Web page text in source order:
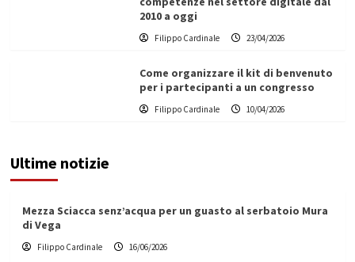
2010 a oggi
Filippo Cardinale 23/04/2026
Come organizzare il kit di benvenuto
per i partecipanti a un congresso
Filippo Cardinale 10/04/2026
Ultime notizie
Mezza Sciacca senz’acqua per un guasto al serbatoio Mura
di Vega
Filippo Cardinale 16/06/2026